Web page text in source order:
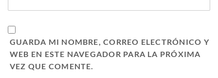
GUARDA MI NOMBRE, CORREO ELECTRÓNICO Y
WEB EN ESTE NAVEGADOR PARA LA PRÓXIMA
VEZ QUE COMENTE.